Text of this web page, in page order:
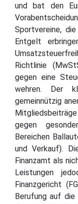
und bat den
Sportvereine,
Entgelt
Richtlinie
gegen eine
wehren. Der
gemeinnützig
gegen
Bereichen
und Verkauf).
Finanzamt als
Leistungen
Finanzgericht
Berufung auf